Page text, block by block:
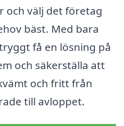
och välj det företag
bäst. Med bara
få en lösning på
och säkerställa att
och fritt från
till avloppet.